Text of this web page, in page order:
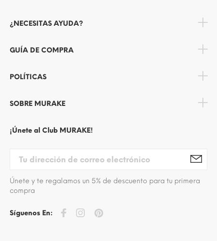
¿NECESITAS AYUDA?
GUÍA DE COMPRA
POLÍTICAS
SOBRE MURAKE
¡Únete al Club MURAKE!
Únete y te regalamos un 5% de descuento para tu primera
compra
Síguenos En: